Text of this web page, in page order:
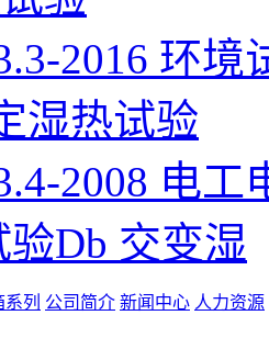
2016 环
湿热试验
2008 电
Db 交变湿
列 公司简介 新闻中心 人力资源